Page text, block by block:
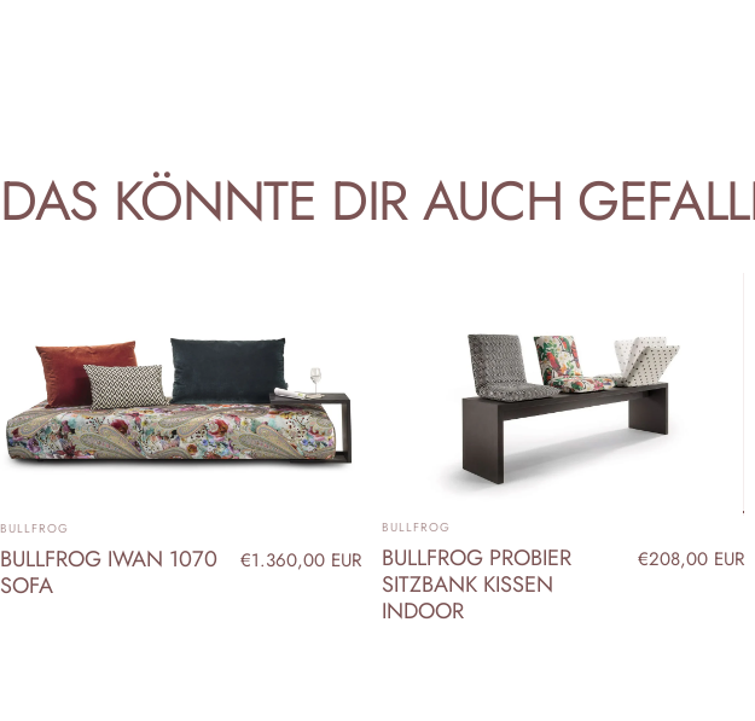
DAS KÖNNTE DIRAUCH
ANBIETER:
BULLFROG
BULLFROG IWAN 1070
SOFA
€1.360,00 EUR
ANBIETER:
BULLFROG
BULLFROG PROBIER
SITZBANK KISSEN
INDOOR
€208,00 EUR